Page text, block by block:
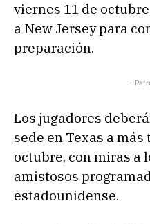
viernes 11 de
a New Jersey para
preparación.
-
Los jugadores
sede en Texas a
octubre, con miras a
amistosos
estadounidense.